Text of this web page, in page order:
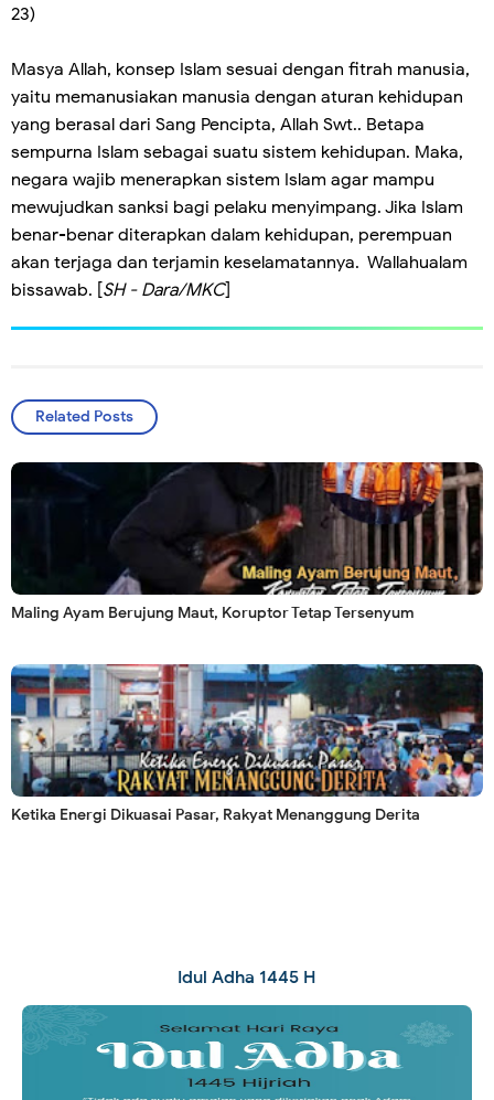
23)
Masya Allah, konsep Islam sesuai dengan fitrah manusia,
yaitu memanusiakan manusia dengan aturan kehidupan
yang berasal dari Sang Pencipta, Allah Swt.. Betapa
sempurna Islam sebagai suatu sistem kehidupan. Maka,
negara wajib menerapkan sistem Islam agar mampu
mewujudkan sanksi bagi pelaku menyimpang. Jika Islam
benar-benar diterapkan dalam kehidupan, perempuan
akan terjaga dan terjamin keselamatannya. Wallahualam
bissawab. [SH - Dara/MKC]
Related Posts
Maling Ayam Berujung Maut, Koruptor Tetap Tersenyum
Ketika Energi Dikuasai Pasar, Rakyat Menanggung Derita
Idul Adha 1445 H